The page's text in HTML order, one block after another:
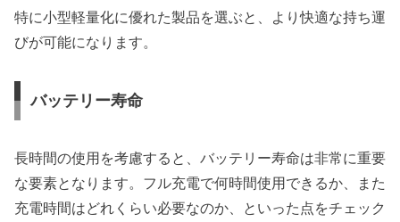
特に小型軽量化に優れた製品を選ぶと、より快適な持ち運
びが可能になります。
バッテリー寿命
長時間の使用を考慮すると、バッテリー寿命は非常に重要
な要素となります。フル充電で何時間使用できるか、また
充電時間はどれくらい必要なのか、といった点をチェック